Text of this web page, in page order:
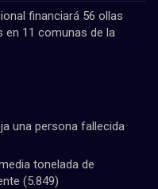
financiará 56 ollas
11 comunas de la
una persona fallecida
tonelada de
(5.849)